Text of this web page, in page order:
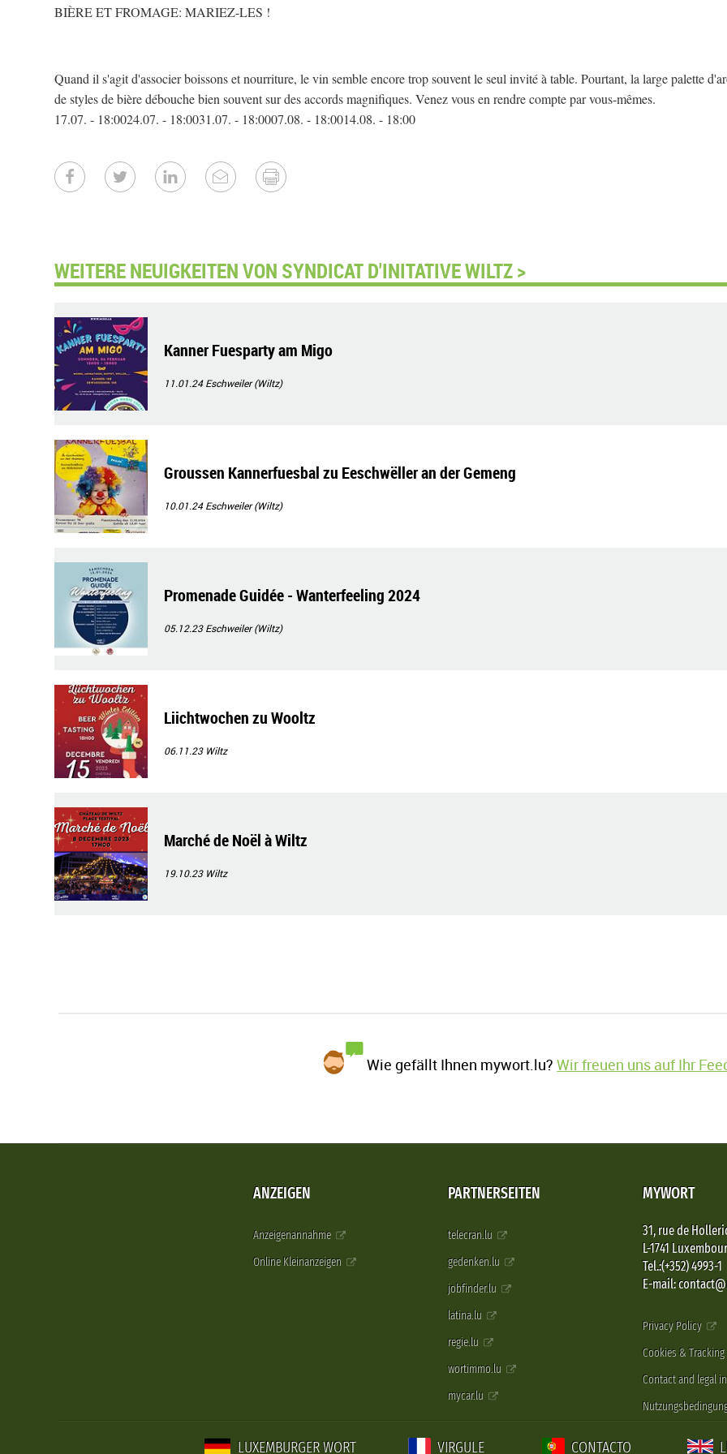
BIÈRE ET FROMAGE: MARIEZ-LES !
Quand il s'agit d'associer boissons et nourriture, le vin semble encore trop souvent le seul invité à table. Pourtant, la large palette
de styles de bière débouche bien souvent sur des accords magnifiques. Venez vous en rendre compte par vous-mêmes.
17.07. - 18:0024.07. - 18:0031.07. - 18:0007.08. - 18:0014.08. - 18:00
WEITERE NEUIGKEITEN VON SYNDICAT D'INITATIVE WILTZ >
Kanner Fuesparty am Migo
11.01.24Eschweiler (Wiltz)
Groussen Kannerfuesbal zu Eeschwëller an der Gemeng
10.01.24Eschweiler (Wiltz)
Promenade Guidée - Wanterfeeling 2024
05.12.23Eschweiler (Wiltz)
Liichtwochen zu Wooltz
06.11.23 Wiltz
Marché de Noël à Wiltz
19.10.23 Wiltz
Wie gefällt Ihnen mywort.lu?Wir freuen uns auf Ihr
ANZEIGEN
Anzeigenannahme
Online Kleinanzeigen
PARTNERSEITEN
telecran.lu
gedenken.lu
jobfinder.lu
latina.lu
regie.lu
wortimmo.lu
mycar.lu
MYWORT
31, rue de
L-1741
Tel.:(+352) 4993-1
E-mail:
Privacy Policy
Cookies & Tracking
Contact and legal
LUXEMBURGER WORT VIRGULE CONTACTO